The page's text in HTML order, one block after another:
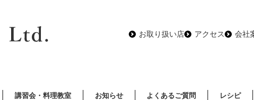
お取り扱い店 アクセス 会社
講習会・料理教室 お知らせ よくあるご質問 レシピ